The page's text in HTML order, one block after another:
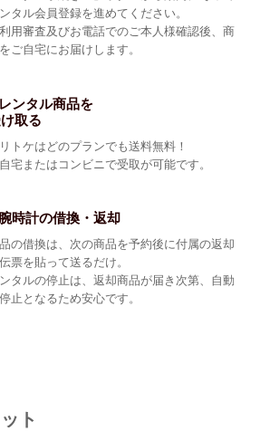
タル会員登録を進めてください。
用審査及びお電話でのご本人様確認後、商
ご自宅にお届けします。
ンタル商品を
取る
トケはどのプランでも送料無料！
宅またはコンビニで受取が可能です。
時計の借換・返却
の借換は、次の商品を予約後に付属の返却
票を貼って送るだけ。
タルの停止は、返却商品が届き次第、自動
止となるため安心です。
ト